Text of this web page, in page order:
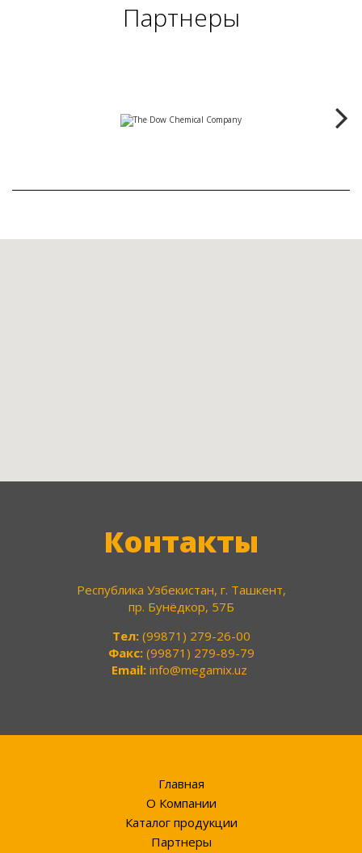
Партнеры
Контакты
Республика Узбекистан, г. Ташкент,
пр. Бунёдкор, 57Б
Тел: (99871) 279-26-00
Факс: (99871) 279-89-79
Email: info@megamix.uz
Главная
О Компании
Каталог продукции
Партнеры